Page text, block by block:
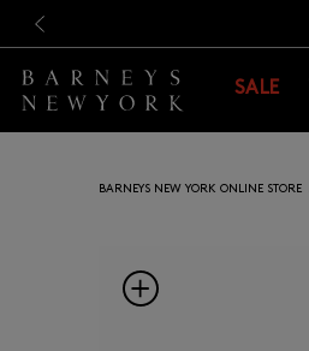
SALE
BARNEYS NEW YORK ONLINE STORE